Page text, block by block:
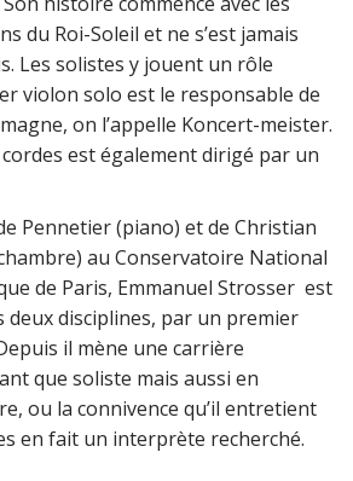
du Roi-Soleil et ne s’est jamais
Les solistes y jouent un rôle
violon solo est le responsable de
on l’appelle Koncert-meister.
est également dirigé par un
Pennetier (piano) et de Christian
au Conservatoire National
de Paris, Emmanuel Strosser est
deux disciplines, par un premier
il mène une carrière
que soliste mais aussi en
ou la connivence qu’il entretient
en fait un interprète recherché.